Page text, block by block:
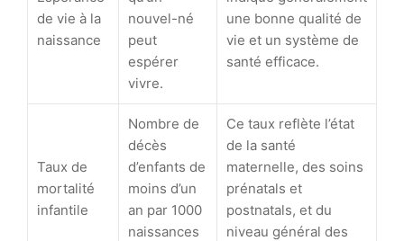
de vie à la
naissance
nouvel-né
peut
espérer
vivre.
une bonne qualité de
vie et un système de
santé efficace.
Taux de
mortalité
infantile
Nombre de
décès
d’enfants de
moins d’un
an par 1000
naissances
Ce taux reflète l’état
de la santé
maternelle, des soins
prénatals et
postnatals, et du
niveau général des